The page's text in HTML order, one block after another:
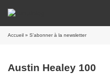
Accueil » S'abonner à la newsletter
Austin Healey 100